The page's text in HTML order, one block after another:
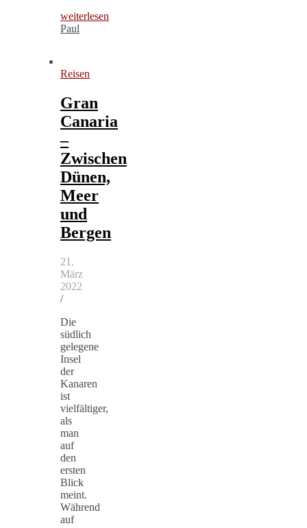
weiterlesen
Paul
Reisen
Gran
Canaria
–
Zwischen
Dünen,
Meer
und
Bergen
21.
März
2022
/
Die
südlich
gelegene
Insel
der
Kanaren
ist
vielfältiger,
als
man
auf
den
ersten
Blick
meint.
Während
auf